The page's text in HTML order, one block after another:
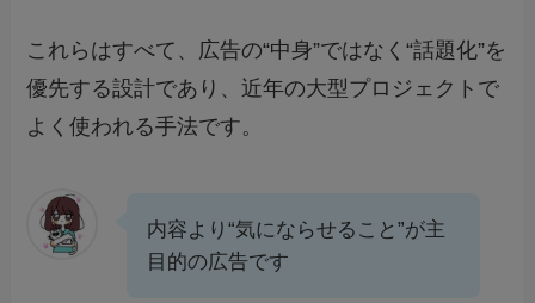
これらはすべて、広告の“中身”ではなく“話題化”を
優先する設計であり、近年の大型プロジェクトで
よく使われる手法です。
内容より“気にならせること”が主
目的の広告です